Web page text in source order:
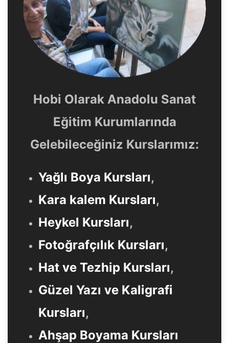
Hobi Olarak Anadolu Sanat
Eğitim Kurumlarında
Gelebileceğiniz Kurslarımız:
Yağlı Boya Kursları,
Kara kalem Kursları,
Heykel Kursları,
Fotoğrafçılık Kursları,
Hat ve Tezhip Kursları,
Güzel Yazı ve Kaligrafi
Kursları,
Ahşap Boyama Kursları